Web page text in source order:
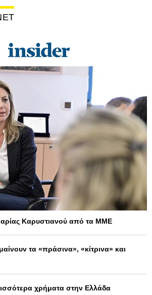
Καρυστιανού από τα ΜΜΕ
τα «πράσινα», «κίτρινα» και
χρήματα στην Ελλάδα